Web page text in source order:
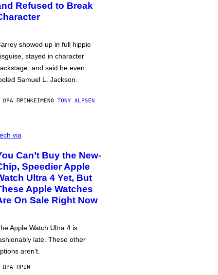
Refused to Break
showed up in full hippie
stayed in character
and said he even
Samuel L. Jackson.
ΏΡΑ ΠΡΙΝΚΕΊΜΕΝΟ TONY ALPSEN
via
Can’t Buy the New-
Speedier Apple
Ultra 4 Yet, But
Apple Watches
On Sale Right Now
Apple Watch Ultra 4 is
late. These other
aren’t.
ΏΡΑ ΠΡΙΝ